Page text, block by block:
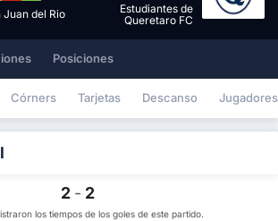
Juan del Rio
Estudiantes de
Queretaro FC
Posiciones
Córners Tarjetas Descanso Jugadores
2 - 2
los tiempos de los goles de este partido.